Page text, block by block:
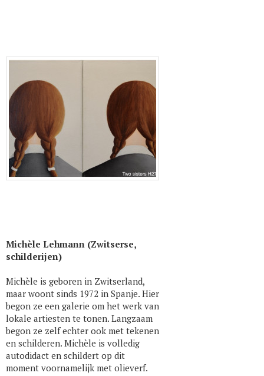
Michèle Lehmann (Zwitserse,
schilderijen)
Michèle is geboren in Zwitserland,
maar woont sinds 1972 in Spanje. Hier
begon ze een galerie om het werk van
lokale artiesten te tonen. Langzaam
begon ze zelf echter ook met tekenen
en schilderen. Michèle is volledig
autodidact en schildert op dit
moment voornamelijk met olieverf.